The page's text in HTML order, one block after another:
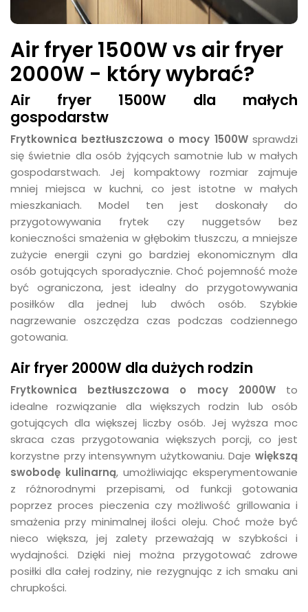
Air fryer 1500W vs air fryer
2000W - który wybrać?
Air fryer 1500W dla małych
gospodarstw
Frytkownica beztłuszczowa o mocy 1500Wsprawdzi
się świetnie dla osób żyjących samotnie lub w małych
gospodarstwach. Jej kompaktowy rozmiar zajmuje
mniej miejsca w kuchni, co jest istotne w małych
mieszkaniach. Model ten jest doskonały do
przygotowywania frytek czy nuggetsów bez
konieczności smażenia w głębokim tłuszczu, a mniejsze
zużycie energii czyni go bardziej ekonomicznym dla
osób gotujących sporadycznie. Choć pojemność może
być ograniczona, jest idealny do przygotowywania
posiłków dla jednej lub dwóch osób. Szybkie
nagrzewanie oszczędza czas podczas codziennego
gotowania.
Air fryer 2000W dla dużych rodzin
Frytkownica beztłuszczowa o mocy 2000Wto
idealne rozwiązanie dla większych rodzin lub osób
gotujących dla większej liczby osób. Jej wyższa moc
skraca czas przygotowania większych porcji, co jest
korzystne przy intensywnym użytkowaniu. Daje większą
swobodę kulinarną, umożliwiając eksperymentowanie
z różnorodnymi przepisami, od funkcji gotowania
poprzez proces pieczenia czy możliwość grillowania i
smażenia przy minimalnej ilości oleju. Choć może być
nieco większa, jej zalety przeważają w szybkości i
wydajności. Dzięki niej można przygotować zdrowe
posiłki dla całej rodziny, nie rezygnując z ich smaku ani
chrupkości.